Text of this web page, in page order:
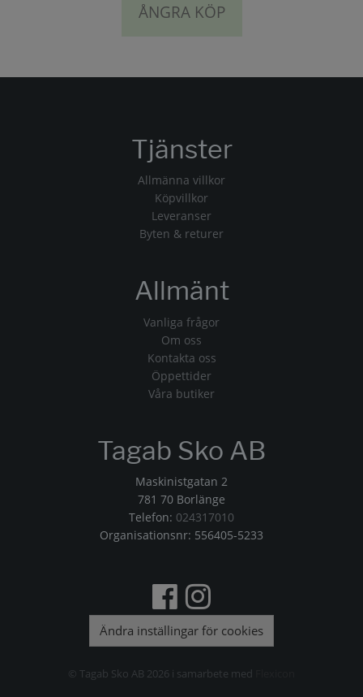
ÅNGRA KÖP
Tjänster
Allmänna villkor
Köpvillkor
Leveranser
Byten & returer
Allmänt
Vanliga frågor
Om oss
Kontakta oss
Öppettider
Våra butiker
Tagab Sko AB
Maskinistgatan 2
781 70 Borlänge
Telefon: 024317010
Organisationsnr: 556405-5233
Ändra inställingar för cookies
© Tagab Sko AB 2026 i samarbete med